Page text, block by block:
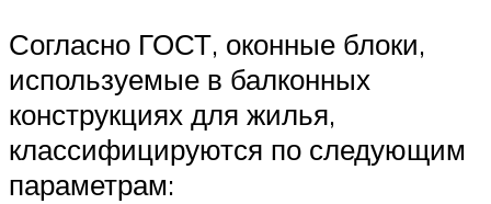
Согласно ГОСТ, оконные блоки,
используемые в балконных
конструкциях для жилья,
классифицируются по следующим
параметрам: